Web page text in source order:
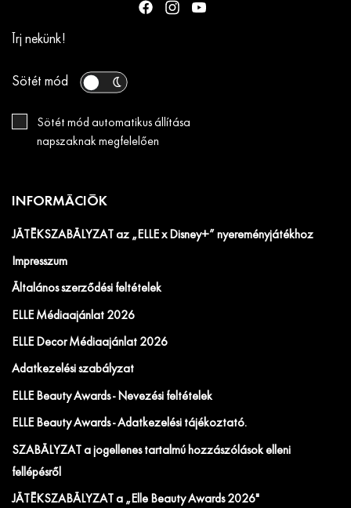
Írj nekünk!
Sötét mód
Sötét mód automatikus állítása
napszaknak megfelelően
INFORMÁCIÓK
JÁTÉKSZABÁLYZAT az „ELLE x Disney+” nyereményjátékhoz
Impresszum
Általános szerződési feltételek
ELLE Médiaajánlat 2026
ELLE Decor Médiaajánlat 2026
Adatkezelési szabályzat
ELLE Beauty Awards - Nevezési feltételek
ELLE Beauty Awards - Adatkezelési tájékoztató.
SZABÁLYZAT a jogellenes tartalmú hozzászólások elleni
fellépésről
JÁTÉKSZABÁLYZAT a „Elle Beauty Awards 2026"